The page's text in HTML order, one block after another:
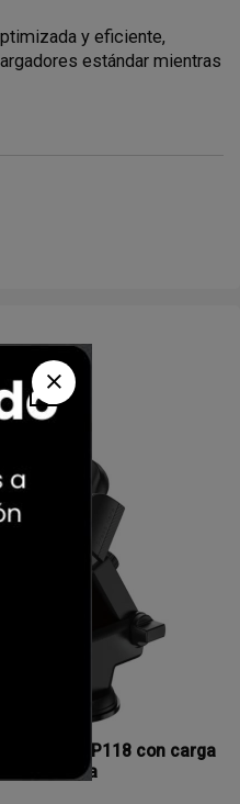
y eficiente,
estándar mientras
Foneng CP118 con carga
inalambrica